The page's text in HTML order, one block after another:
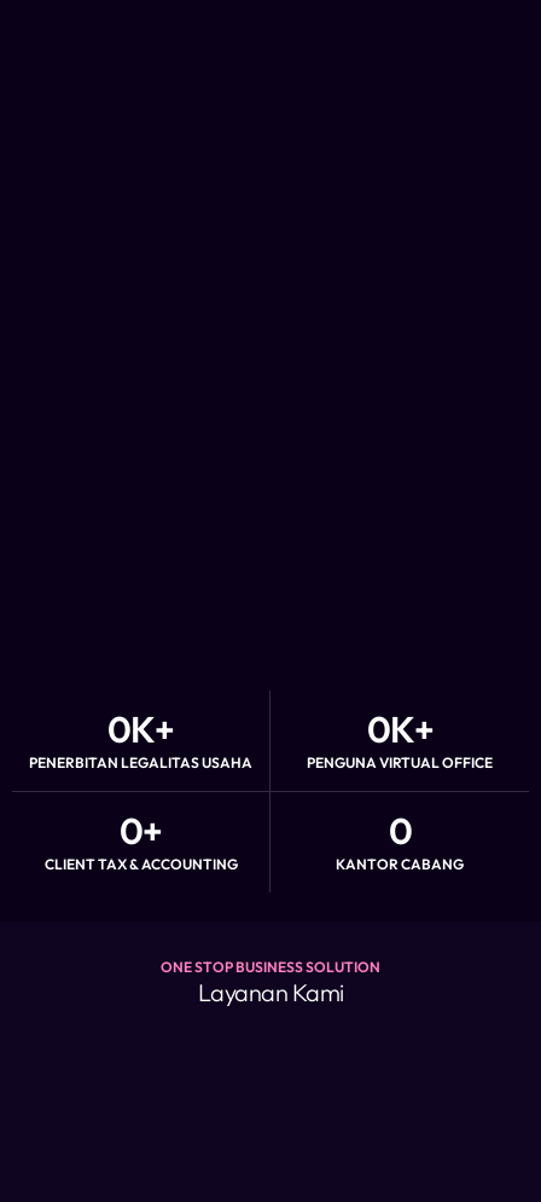
PENERBITAN LEGALITAS USAHA
0K+
PENGUNA VIRTUAL OFFICE
0K+
CLIENT TAX & ACCOUNTING
0+
KANTOR CABANG
0
ONE STOP BUSINESS SOLUTION
Layanan Kami